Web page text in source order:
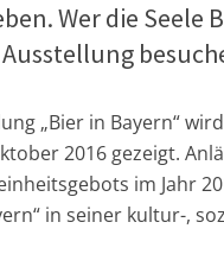
Wer die
Ausstellung
„Bier in Bayern“
2016 gezeigt.
im Jahr
in seiner kultur-,